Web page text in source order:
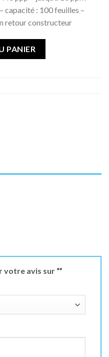
souhaits
capacité : 100 feuilles –
retour constructeur
PANIER
votre avis sur “”